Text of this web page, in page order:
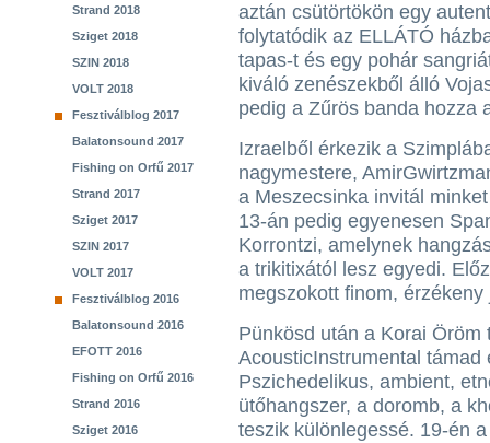
Strand 2018
Sziget 2018
SZIN 2018
VOLT 2018
Fesztiválblog 2017
Balatonsound 2017
Fishing on Orfű 2017
Strand 2017
Sziget 2017
SZIN 2017
VOLT 2017
Fesztiválblog 2016
Balatonsound 2016
EFOTT 2016
Fishing on Orfű 2016
Strand 2016
Sziget 2016
aztán csütörtökön egy
folytatódik az ELLÁTÓ
tapas-t és egy pohár
kiváló zenészekből álló
pedig a Zűrös banda hozza
Izraelből érkezik a
nagymestere,
a Meszecsinka invitál
13-án pedig egyenesen
Korrontzi, amelynek
a trikitixától lesz egyedi.
megszokott finom, érzékeny
Pünkösd után a Korai Öröm
AcousticInstrumental
Pszichedelikus, ambient,
ütőhangszer, a doromb, a
teszik különlegessé. 19-én